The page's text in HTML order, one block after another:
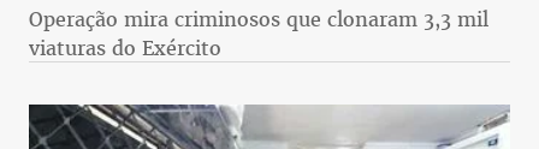
Operação mira criminosos que clonaram 3,3 mil
viaturas do Exército